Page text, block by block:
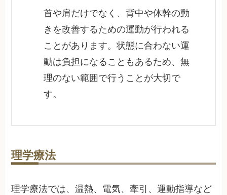
首や肩だけでなく、背中や体幹の動
きを改善するための運動が行われる
ことがあります。状態に合わない運
動は負担になることもあるため、無
理のない範囲で行うことが大切で
す。
理学療法
理学療法では、温熱、電気、牽引、運動指導など